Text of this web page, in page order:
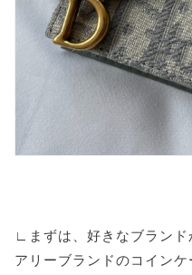
∟まずは、好きなブランド
アリーブランドのコイン